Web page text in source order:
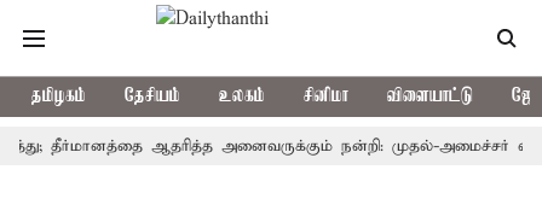
தமிழகம் தேசியம் உலகம் சினிமா விளையாட்டு
தீர்மானத்தை ஆதரித்த அனைவருக்கும் நன்றி: முதல்-அமைச்சர் விஜய்